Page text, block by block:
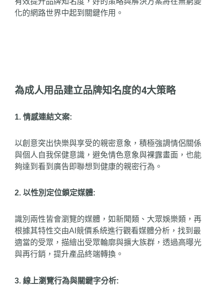
化的網路世界中起到關鍵作用。
為成人用品建立品牌知名度的4大策略
1. 情感連結文案:
以創意突出快樂與享受的親密意象，積極強調情侶關係
與個人自我保健意識，避免情色意象與裸露畫面，也能
夠達到看到廣告即聯想到健康的親密行為。
2. 以性別定位鎖定媒體:
識別兩性皆會瀏覽的媒體，如新聞類、大眾娛樂類，再
根據其特性交由AI競價系統進行觀看媒體分析，找到最
適當的受眾，描繪出受眾輪廓與擴大族群，透過高曝光
與再行銷，提升產品終端轉換。
3. 線上瀏覽行為與關鍵字分析: